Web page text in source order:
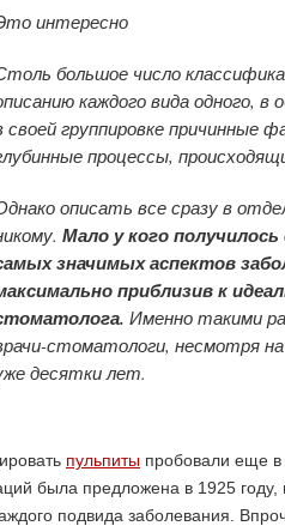
интересно
большое число
каждого вида одного,
своей группировке причинные
процессы,
описать все сразу в
Мало у кого
значимых аспектов
приблизив к
Именно такими
стоматологи, несмотря
десятки лет.
пульпиты пробовали еще
была предложена в 1925
подвида заболевания.